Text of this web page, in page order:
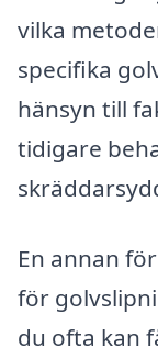
vilka
specifika
hänsyn till
tidigare
En annan
för
du ofta kan